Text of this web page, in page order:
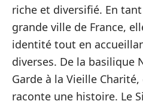
riche et diversifié. En
grande ville de France,
identité tout en
diverses. De la basilique
Garde à la Vieille
raconte une histoire. Le